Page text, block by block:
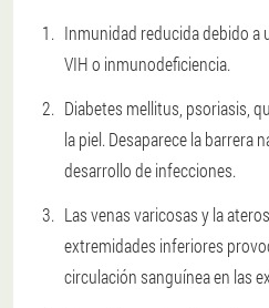
Inmunidad reducida debido a
VIH o inmunodeficiencia.
Diabetes mellitus, psoriasis,
la piel. Desaparece la barrera
desarrollo de infecciones.
Las venas varicosas y la
extremidades inferiores
circulación sanguínea en las